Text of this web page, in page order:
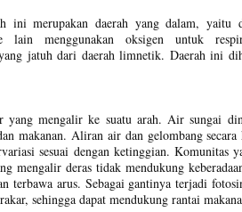
ini merupakan daerah yang dalam, yaitu
lain menggunakan oksigen untuk
jatuh dari daerah limnetik. Daerah ini
yang mengalir ke suatu arah. Air sungai
makanan. Aliran air dan gelombang
sesuai dengan ketinggian. Komunitas
mengalir deras tidak mendukung
terbawa arus. Sebagai gantinya terjadi
sehingga dapat mendukung rantai